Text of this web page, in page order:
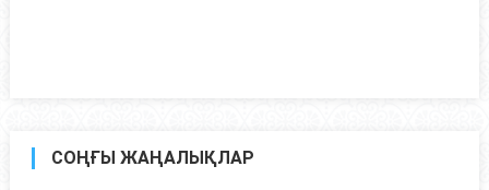
СОҢҒЫ ЖАҢАЛЫҚЛАР